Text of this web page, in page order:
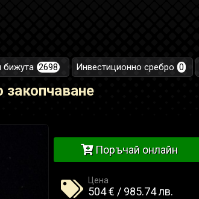
бижута 2698 Инвестиционно сребро 0
закопчаване
Поръчай онлайн
Цена
504 € / 985.74 лв.